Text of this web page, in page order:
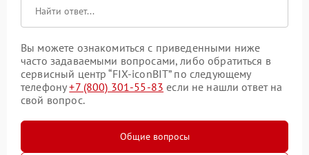
Вы можете ознакомиться с приведенными ниже
часто задаваемыми вопросами, либо обратиться в
сервисный центр “FIX-iconBIT” по следующему
телефону+7 (800) 301-55-83 если не нашли ответ на
свой вопрос.
Общие вопросы